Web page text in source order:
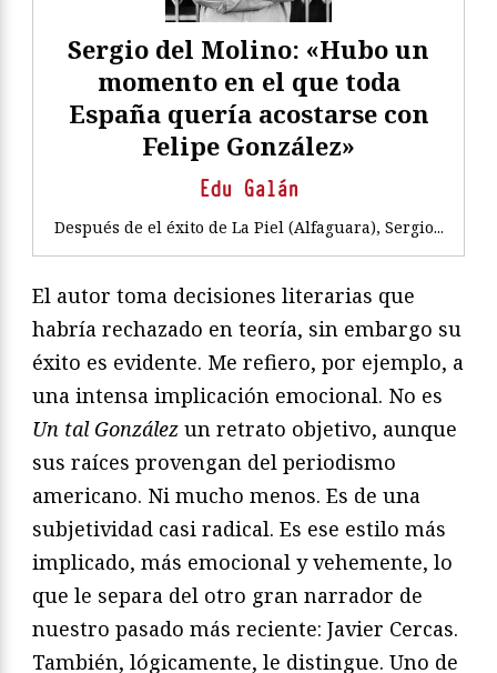
Sergio del Molino: «Hubo un
momento en el que toda
España quería acostarse con
Felipe González»
Edu Galán
Después de el éxito de La Piel (Alfaguara), Sergio...
El autor toma decisiones literarias que
habría rechazado en teoría, sin embargo su
éxito es evidente. Me refiero, por ejemplo, a
una intensa implicación emocional. No es
Un tal González un retrato objetivo, aunque
sus raíces provengan del periodismo
americano. Ni mucho menos. Es de una
subjetividad casi radical. Es ese estilo más
implicado, más emocional y vehemente, lo
que le separa del otro gran narrador de
nuestro pasado más reciente: Javier Cercas.
También, lógicamente, le distingue. Uno de